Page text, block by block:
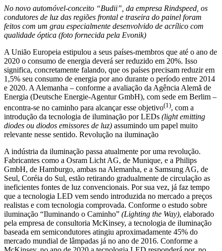
No novo automóvel-conceito “Budii”, da empresa Rindspeed, os
condutores de luz das regiões frontal e traseira do painel foram
feitos com um grau especialmente desenvolvido de acrílico com
qualidade óptica (foto fornecida pela Evonik)
A União Europeia estipulou a seus países-membros que até o ano de
2020 o consumo de energia deverá ser reduzido em 20%. Isso
significa, concretamente falando, que os países precisam reduzir em
1,5% seu consumo de energia por ano durante o período entre 2014
e 2020. A Alemanha – conforme a avaliação da Agência Alemã de
Energia (Deutsche Energie-Agentur GmbH), com sede em Berlim –
encontra-se no caminho para alcançar esse objetivo(1), com a
introdução da tecnologia de iluminação por LEDs (light emitting
diodes ou diodos emissores de luz) assumindo um papel muito
relevante nesse sentido. Revolução na iluminação
A indústria da iluminação passa atualmente por uma revolução.
Fabricantes como a Osram Licht AG, de Munique, e a Philips
GmbH, de Hamburgo, ambas na Alemanha, e a Samsung AG, de
Seul, Coréia do Sul, estão retirando gradualmente de circulação as
ineficientes fontes de luz convencionais. Por sua vez, já faz tempo
que a tecnologia LED vem sendo introduzida no mercado a preços
realistas e com tecnologia comprovada. Conforme o estudo sobre
iluminação “Iluminando o Caminho” (Lighting the Way), elaborado
pela empresa de consultoria McKinsey, a tecnologia de iluminação
baseada em semicondutores atingiu aproximadamente 45% do
mercado mundial de lâmpadas já no ano de 2016. Conforme a